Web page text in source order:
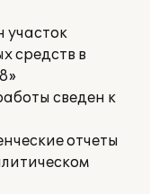
участок
средств в
сведен к
отчеты